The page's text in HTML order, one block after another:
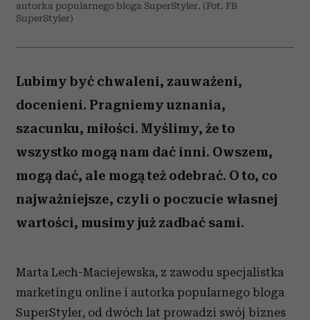
autorka popularnego bloga SuperStyler. (Fot. FB
SuperStyler)
Lubimy być chwaleni, zauważeni,
docenieni. Pragniemy uznania,
szacunku, miłości. Myślimy, że to
wszystko mogą nam dać inni. Owszem,
mogą dać, ale mogą też odebrać. O to, co
najważniejsze, czyli o poczucie własnej
wartości, musimy już zadbać sami.
Marta Lech-Maciejewska, z zawodu specjalistka
marketingu online i autorka popularnego bloga
SuperStyler, od dwóch lat prowadzi swój biznes